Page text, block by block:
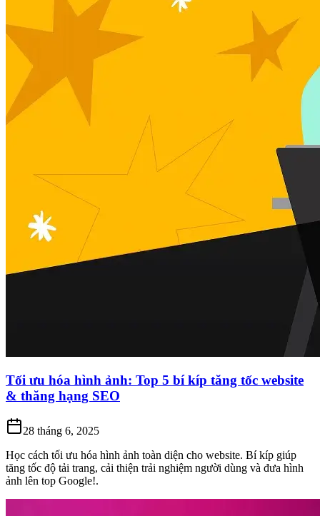
Tối ưu hóa hình ảnh: Top 5 bí kíp tăng tốc website
& thăng hạng SEO
28 tháng 6, 2025
Học cách tối ưu hóa hình ảnh toàn diện cho website. Bí kíp giúp
tăng tốc độ tải trang, cải thiện trải nghiệm người dùng và đưa hình
ảnh lên top Google!.